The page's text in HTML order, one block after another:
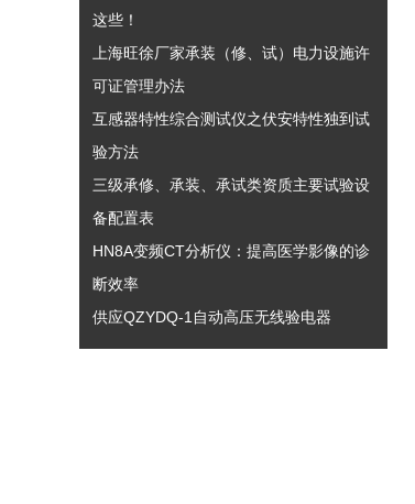
这些！
上海旺徐厂家承装（修、试）电力设施许
可证管理办法
互感器特性综合测试仪之伏安特性独到试
验方法
三级承修、承装、承试类资质主要试验设
备配置表
HN8A变频CT分析仪：提高医学影像的诊
断效率
供应QZYDQ-1自动高压无线验电器